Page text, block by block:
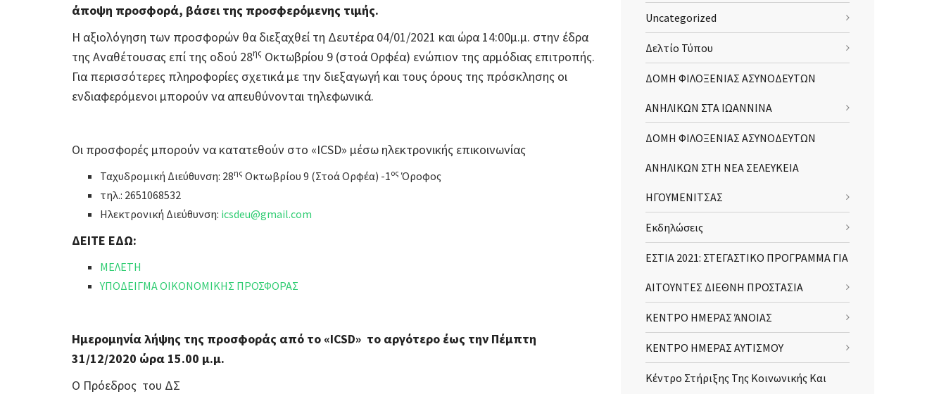
άποψη προσφορά, βάσει της προσφερόμενης τιμής.
Η αξιολόγηση των προσφορών θα διεξαχθεί τη Δευτέρα 04/01/2021 και ώρα 14:00μ.μ. στην έδρα
της Αναθέτουσας επί της οδού 28ης Οκτωβρίου 9 (στοά Ορφέα) ενώπιον της αρμόδιας επιτροπής.
Για περισσότερες πληροφορίες σχετικά με την διεξαγωγή και τους όρους της πρόσκλησης οι
ενδιαφερόμενοι μπορούν να απευθύνονται τηλεφωνικά.
Οι προσφορές μπορούν να κατατεθούν στο «ICSD» μέσω ηλεκτρονικής επικοινωνίας
Ταχυδρομική Διεύθυνση: 28ης Οκτωβρίου 9 (Στοά Ορφέα) -1ος Όροφος
τηλ.: 2651068532
Ηλεκτρονική Διεύθυνση: icsdeu@gmail.com
ΔΕΙΤΕ ΕΔΩ:
ΜΕΛΕΤΗ
ΥΠΟΔΕΙΓΜΑ ΟΙΚΟΝΟΜΙΚΗΣ ΠΡΟΣΦΟΡΑΣ
Ημερομηνία λήψης της προσφοράς από τo «ICSD» το αργότερο έως την Πέμπτη
31/12/2020 ώρα 15.00 μ.μ.
Ο Πρόεδρος του ΔΣ
Uncategorized
Δελτίο Τύπου
ΔΟΜΗ ΦΙΛΟΞΕΝΙΑΣ ΑΣΥΝΟΔΕΥΤΩΝ
ΑΝΗΛΙΚΩΝ ΣΤΑ ΙΩΑΝΝΙΝΑ
ΔΟΜΗ ΦΙΛΟΞΕΝΙΑΣ ΑΣΥΝΟΔΕΥΤΩΝ
ΑΝΗΛΙΚΩΝ ΣΤΗ ΝΕΑ ΣΕΛΕΥΚΕΙΑ
ΗΓΟΥΜΕΝΙΤΣΑΣ
Εκδηλώσεις
ΕΣΤΙΑ 2021: ΣΤΕΓΑΣΤΙΚΟ ΠΡΟΓΡΑΜΜΑ ΓΙΑ
ΑΙΤΟΥΝΤΕΣ ΔΙΕΘΝΗ ΠΡΟΣΤΑΣΙΑ
ΚΕΝΤΡΟ ΗΜΕΡΑΣ ΆΝΟΙΑΣ
ΚΕΝΤΡΟ ΗΜΕΡΑΣ ΑΥΤΙΣΜΟΥ
Κέντρο Στήριξης Της Κοινωνικής Και